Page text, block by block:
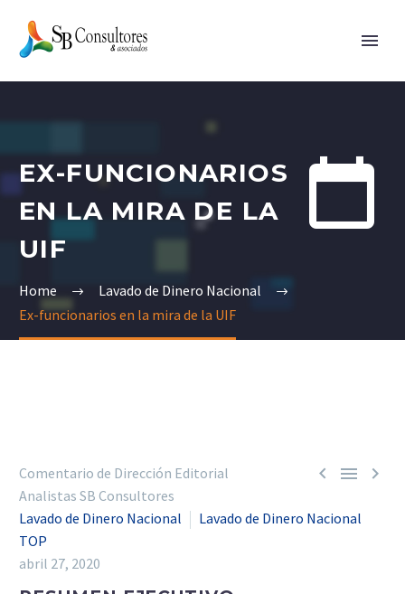


EX-FUNCIONARIOS
EN LA MIRA DE LA
UIF
Home
Lavado de Dinero Nacional
Ex-funcionarios en la mira de la UIF
  
Comentario de Dirección Editorial
Analistas SB Consultores
Lavado de Dinero Nacional
Lavado de Dinero Nacional
TOP
abril 27, 2020